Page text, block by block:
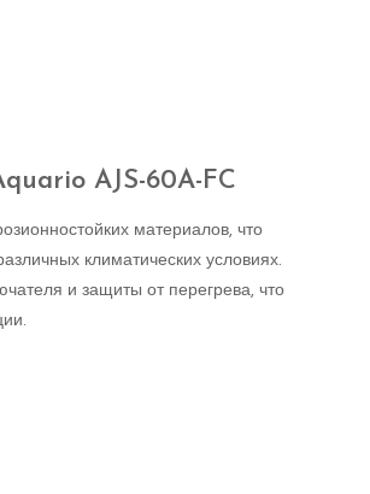
AJS-60A-FC
материалов, что
климатических условиях.
и защиты от перегрева, что